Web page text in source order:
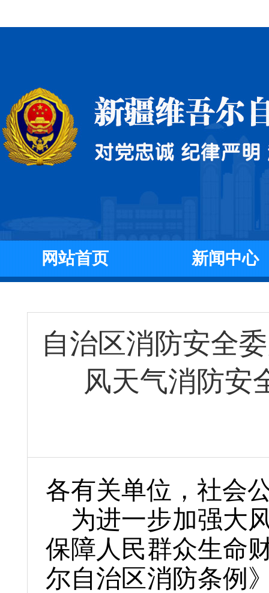
网站首页 新闻中心
自治区消防安全
风天气消防安
各有关单位，社会
为进一步加强大
保障人民群众生命
尔自治区消防条例